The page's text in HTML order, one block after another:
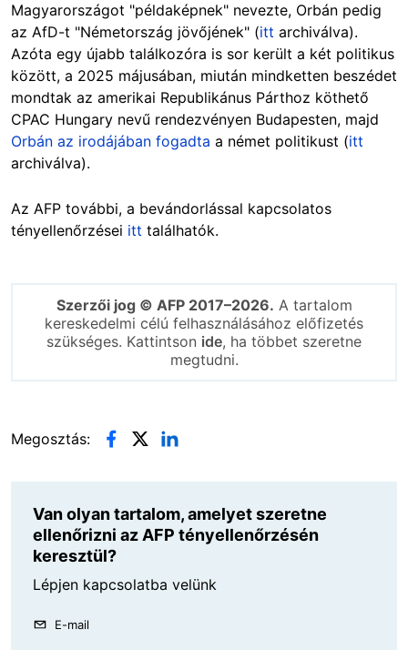
Magyarországot "példaképnek" nevezte, Orbán pedig
az AfD-t "Németország jövőjének" (itt archiválva).
Azóta egy újabb találkozóra is sor került a két politikus
között, a 2025 májusában, miután mindketten beszédet
mondtak az amerikai Republikánus Párthoz köthető
CPAC Hungary nevű rendezvényen Budapesten, majd
Orbán az irodájában fogadta a német politikust (itt
archiválva).
Az AFP további, a bevándorlással kapcsolatos
tényellenőrzései itt találhatók.
Szerzői jog © AFP 2017–2026. A tartalom
kereskedelmi célú felhasználásához előfizetés
szükséges. Kattintson ide, ha többet szeretne
megtudni.
Megosztás:
Van olyan tartalom, amelyet szeretne
ellenőrizni az AFP tényellenőrzésén
keresztül?
Lépjen kapcsolatba velünk
E-mail